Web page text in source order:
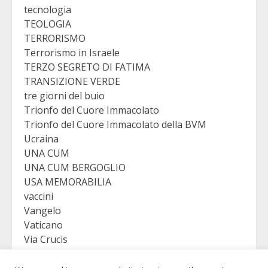
tecnologia
TEOLOGIA
TERRORISMO
Terrorismo in Israele
TERZO SEGRETO DI FATIMA
TRANSIZIONE VERDE
tre giorni del buio
Trionfo del Cuore Immacolato
Trionfo del Cuore Immacolato della BVM
Ucraina
UNA CUM
UNA CUM BERGOGLIO
USA MEMORABILIA
vaccini
Vangelo
Vaticano
Via Crucis